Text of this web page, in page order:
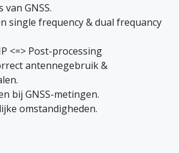
GNSS.
single frequency & dual frequancy
<=> Post-processing
antennegebruik &
bij GNSS-metingen.
omstandigheden.